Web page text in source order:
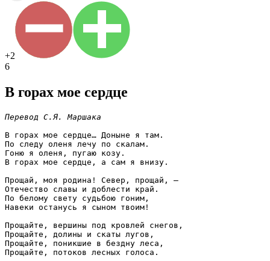
+2
6
В горах мое сердце
Перевод С.Я. Маршака
В горах мое сердце… Доныне я там.
По следу оленя лечу по скалам.
Гоню я оленя, пугаю козу.
В горах мое сердце, а сам я внизу.
Прощай, моя родина! Север, прощай, —
Отечество славы и доблести край.
По белому свету судьбою гоним,
Навеки останусь я сыном твоим!
Прощайте, вершины под кровлей снегов,
Прощайте, долины и скаты лугов,
Прощайте, поникшие в бездну леса,
Прощайте, потоков лесных голоса.